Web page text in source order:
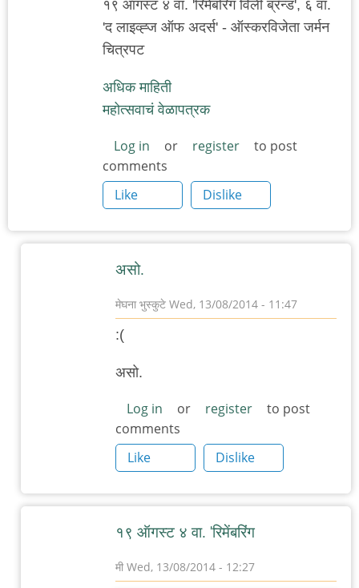
१९ ऑगस्ट ४ वा. 'रिमेंबरिंग विली ब्रॅन्ड', ६ वा.
'द लाइव्ह्ज ऑफ अदर्स' - ऑस्करविजेता जर्मन
चित्रपट
अधिक माहिती
महोत्सवाचं वेळापत्रक
Log in or register
to post
comments
Like
Dislike
असो.
मेघना भुस्कुटे Wed, 13/08/2014 - 11:47
reply
to
जर्मन
चित्रपट
महोत्सव
चिंतातुर
जंतू
:(
असो.
Log in or register
to post
comments
Like
Dislike
१९ ऑगस्ट ४ वा. 'रिमेंबरिंग
मी Wed, 13/08/2014 - 12:27